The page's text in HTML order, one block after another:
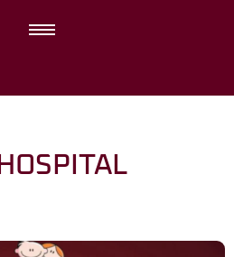
HOSPITAL